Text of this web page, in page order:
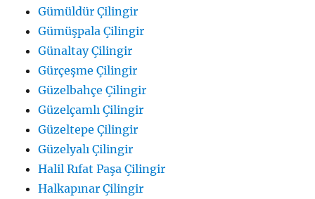
Gümüldür Çilingir
Gümüşpala Çilingir
Günaltay Çilingir
Gürçeşme Çilingir
Güzelbahçe Çilingir
Güzelçamlı Çilingir
Güzeltepe Çilingir
Güzelyalı Çilingir
Halil Rıfat Paşa Çilingir
Halkapınar Çilingir